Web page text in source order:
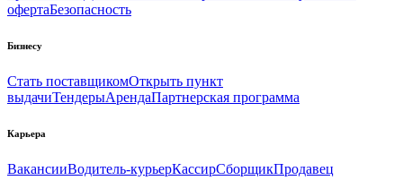
офертаБезопасность
Бизнесу
Стать поставщикомОткрыть пункт
выдачиТендерыАрендаПартнерская программа
Карьера
ВакансииВодитель-курьерКассирСборщикПродавец